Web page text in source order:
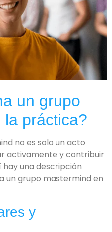
un grupo
la práctica?
no es solo un acto
activamente y contribuir
hay una descripción
un grupo mastermind en
y